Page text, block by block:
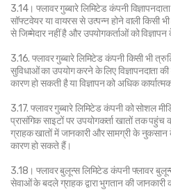
3.14। फ्लावर गुब्बारे लिमिटेड कंपनी
सॉफ्टवेयर या वायरस से उत्पन्न होने वाली किसी
से जिम्मेदार नहीं है और उपयोगकर्ताओं को
3.16. फ्लावर गुब्बारे लिमिटेड कंपनी किसी भी
सुविधाओं का उपयोग करने के लिए विज्ञापनदाता
कारण हो सकती है या विज्ञापन को अधिक
3.17. फ्लावर गुब्बारे लिमिटेड कंपनी को सोशल
प्रासंगिक साइटों पर उपयोगकर्ता खातों तक
ग्राहक खातों में जानकारी और सामग्री के
कारण हो सकते हैं।
3.18। फ्लावर बुलून्स लिमिटेड कंपनी फ्लावर
सेवाओं के बदले ग्राहक द्वारा भुगतान की जानकारी